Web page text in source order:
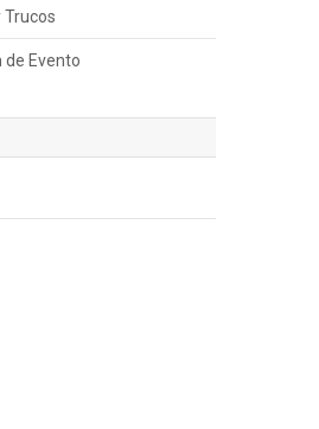
Trucos
de Evento